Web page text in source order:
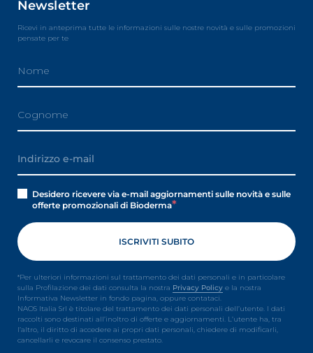
Newsletter
Ricevi in anteprima tutte le informazioni sulle nostre novità e sulle promozioni
pensate per te
Desidero ricevere via e-mail aggiornamenti sulle novità e sulle
offerte promozionali di Bioderma
*Per ulteriori informazioni sul trattamento dei dati personali e in particolare
sulla Profilazione dei dati consulta la nostra Privacy Policy e la nostra
Informativa Newsletter in fondo pagina, oppure contataci.
NAOS Italia Srl è titolare del trattamento dei dati personali dell’utente. I dati
raccolti sono destinati all’inoltro di offerte e aggiornamenti. L’utente ha, tra
l’altro, il diritto di accedere ai propri dati personali, chiedere di modificarli,
cancellarli e revocare il consenso prestato.